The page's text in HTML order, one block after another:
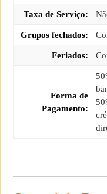
Taxa de Serviço:
Grupos fechados:
Feriados:
Forma de
Pagamento: